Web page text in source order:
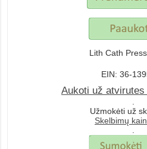
Lith Cath
EIN: 36-
Aukoti už
.
Užmokėti už
Skelbimų
.